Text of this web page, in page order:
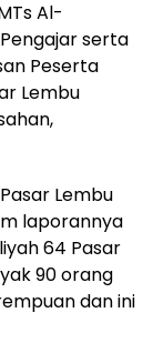
Al-
serta
Peserta
Lembu
Lembu
laporannya
64 Pasar
90 orang
dan ini